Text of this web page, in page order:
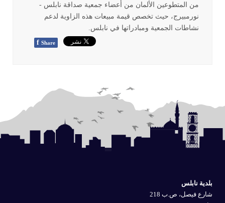
من المتطوعين الألمان من أعضاء جمعية صداقة نابلس -
نورمبيرج، حيث تخصص قيمة مبيعات هذه الزاوية لدعم
نشاطات الجمعية ومبادراتها في نابلس.
f Share
بلدية نابلس
شارع فيصل، ص.ب 218